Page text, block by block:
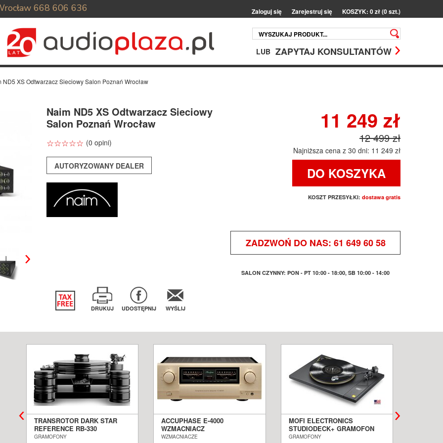
668 606 636 Zaloguj się Zarejestruj się KOSZYK: 0 zł (0 szt.)
LUB ZAPYTAJ KONSULTANTÓW
ND5 XS Odtwarzacz Sieciowy Salon Poznań Wrocław
Naim ND5 XS Odtwarzacz Sieciowy
Salon Poznań Wrocław
☆☆☆☆☆
★★★★★ (0 opini)
AUTORYZOWANY DEALER
11 249 zł
12 499 zł
Najniższa cena z 30 dni: 11 249 zł
DO KOSZYKA
KOSZT PRZESYŁKI: dostawa gratis
ZADZWOŃ DO NAS: 61 649 60 58
SALON CZYNNY: PON - PT 10:00 - 18:00, SB 10:00 - 14:00
DRUKUJ UDOSTĘPNIJ WYŚLIJ
TRANSROTOR DARK STAR
REFERENCE RB-330
GRAMOFON ANALOGOWY
GRAMOFONY
ACCUPHASE E-4000
WZMACNIACZ
ZINTEGROWANY SALON
WZMACNIACZE
MOFI ELECTRONICS
STUDIODECK+ GRAMOFON
SALON POZNAŃ WROCŁAW
GRAMOFONY